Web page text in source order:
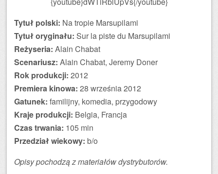
Tytuł polski: Na tropie Marsupilami
Tytuł oryginału: Sur la piste du Marsupilami
Reżyseria: Alain Chabat
Scenariusz: Alain Chabat, Jeremy Doner
Rok produkcji: 2012
Premiera kinowa: 28 września 2012
Gatunek: familijny, komedia, przygodowy
Kraje produkcji: Belgia, Francja
Czas trwania: 105 min
Przedział wiekowy: b/o
Opisy pochodzą z materiałów dystrybutorów.